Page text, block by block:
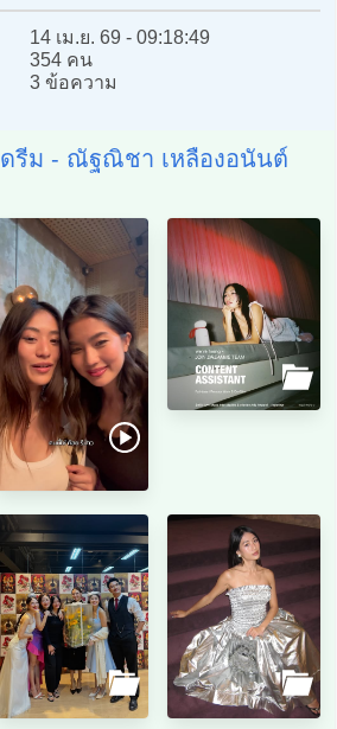
14 เม.ย. 69 - 09:18:49
354 คน
3 ข้อความ
ดรีม - ณัฐณิชา เหลืองอนันต์